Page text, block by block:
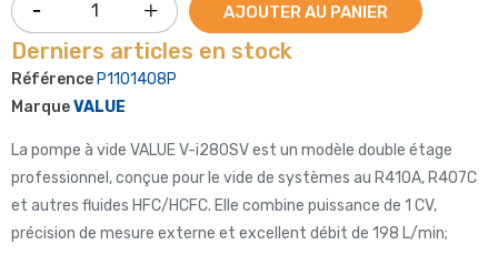
AJOUTER AU PANIER
Derniers articles en stock
Référence P1101408P
MarqueVALUE
La pompe à vide VALUE V-i280SV est un modèle double étage
professionnel, conçue pour le vide de systèmes au R410A, R407C
et autres fluides HFC/HCFC. Elle combine puissance de 1 CV,
précision de mesure externe et excellent débit de 198 L/min;